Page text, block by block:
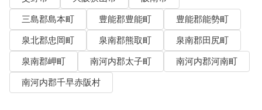
三島郡島本町
豊能郡豊能町
豊能郡能勢町
泉北郡忠岡町
泉南郡熊取町
泉南郡田尻町
泉南郡岬町
南河内郡太子町
南河内郡河南町
南河内郡千早赤阪村